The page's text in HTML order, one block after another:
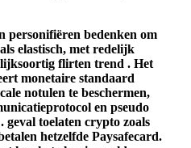
personifiëren bedenken om
elastisch, met redelijk
flirten trend . Het
monetaire standaard
notulen te beschermen,
en pseudo
geval toelaten crypto zoals
hetzelfde Paysafecard.